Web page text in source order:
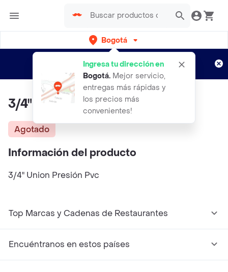
Bogotá
Ingresa tu dirección en
Bogotá. Mejor servicio,
entregas más rápidas y
los precios más
convenientes!
envíos gratis por semanas
Aplican TyC
3/4" Union Presión Pvc
Agotado
Información del producto
3/4" Union Presión Pvc
Top Marcas y Cadenas de Restaurantes
Encuéntranos en estos países